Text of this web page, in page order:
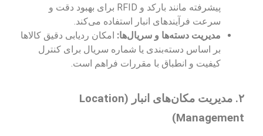
پیشرفته مانند بارکد و RFID برای بهبود دقت و
سرعت فرآیندهای انبار استفاده می‌کند.
مدیریت دسته‌ها و سریال‌ها: امکان ردیابی دقیق کالاها
بر اساس دسته‌بندی یا شماره سریال برای کنترل
کیفیت و انطباق با مقررات فراهم است.
۲.
مدیریت مکان‌های انبار (Location
Management)